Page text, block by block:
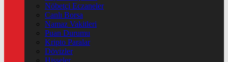
Nöbetçi Eczaneler
Canlı Borsa
Namaz Vakitleri
Puan Durumu
Kripto Paralar
Dövizler
Hisseler